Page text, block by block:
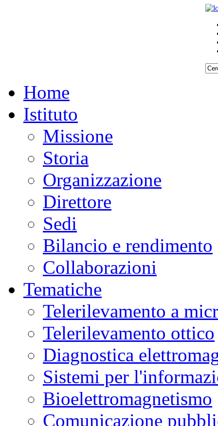
Home
Istituto
Missione
Storia
Organizzazione
Direttore
Sedi
Bilancio e rendimento
Collaborazioni
Tematiche
Telerilevamento a
Telerilevamento ottico
Diagnostica
Sistemi per
Bioelettromagnetismo
Comunicazione